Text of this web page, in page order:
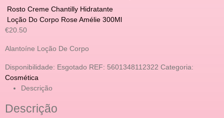
Rosto Creme Chantilly Hidratante
Loção Do Corpo Rose Amélie 300Ml
€20.50
Alantoíne Loção De Corpo
Disponibilidade: Esgotado REF: 5601348112322 Categoria:
Cosmética
Descrição
Descrição